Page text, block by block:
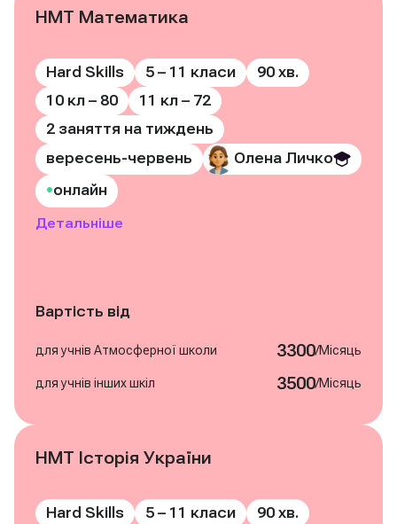
НМТ Математика
Hard Skills 5 – 11 класи
90 хв.
10 кл – 80
11 кл – 72
2 заняття на тиждень
вересень-червень
Олена Личко
•онлайн
Детальніше
Вартість від
для учнів Атмосферної школи 3300/Місяць
для учнів інших шкіл 3500/Місяць
Записатись на курс
НМТ Історія України
Hard Skills 5 – 11 класи
90 хв.